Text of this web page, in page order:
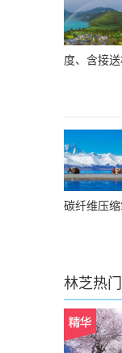
度、含接
碳纤维压
林芝热